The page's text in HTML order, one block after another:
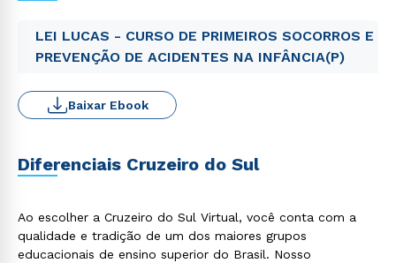
LEI LUCAS - CURSO DE PRIMEIROS SOCORROS E
PREVENÇÃO DE ACIDENTES NA INFÂNCIA(P)
Baixar Ebook
Diferenciais Cruzeiro do Sul
Ao escolher a Cruzeiro do Sul Virtual, você conta com a
qualidade e tradição de um dos maiores grupos
educacionais de ensino superior do Brasil. Nosso